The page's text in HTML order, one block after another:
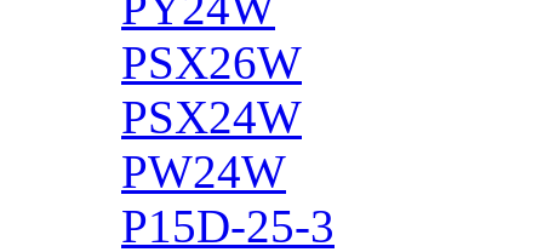
PSX26W
PSX24W
PW24W
P15D-25-3